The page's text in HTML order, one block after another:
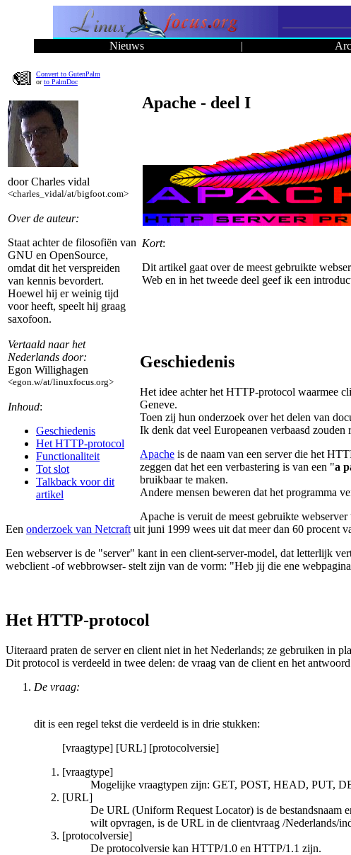
Nieuws |
Convert to GutenPalm
orto PalmDoc
door Charles vidal
<charles_vidal/at/bigfoot.com>
Over de auteur:
Staat achter de filosofiën van
GNU en OpenSource,
omdat dit het verspreiden
van kennis bevordert.
Hoewel hij er weinig tijd
voor heeft, speelt hij graag
saxofoon.
Vertaald naar het
Nederlands door:
Egon Willighagen
<egon.w/at/linuxfocus.org>
Inhoud:
Geschiedenis
Het HTTP-protocol
Functionaliteit
Tot slot
Talkback voor dit
artikel
Apache - deel I
Kort:
Dit artikel gaat over de meest gebruikte
Web en in het tweede deel geef ik een
Geschiedenis
Het idee achter het HTTP-protocol waarmee
Geneve.
Toen zij hun onderzoek over het delen van
Ik denk dat veel Europeanen verbaasd
Apache is de naam van een server die het
zeggen dat het een verbastering is van een "a
bruikbaar te maken.
Andere mensen beweren dat het programma
Apache is veruit de meest gebruikte
Een onderzoek van Netcraft uit juni 1999 wees uit dat meer dan 60 procent
Een webserver is de "server" kant in een client-server-model, dat letterlijk
webclient -of webbrowser- stelt zijn van de vorm: "Heb jij die ene
Het HTTP-protocol
Uiteraard praten de server en client niet in het Nederlands; ze gebruiken in
Dit protocol is verdeeld in twee delen: de vraag van de client en het
De vraag:
dit is een regel tekst die verdeeld is in drie stukken:
[vraagtype] [URL] [protocolversie]
[vraagtype]
Mogelijke vraagtypen zijn: GET, POST, HEAD, PUT,
[URL]
De URL (Uniform Request Locator) is de bestandsnaam
wilt opvragen, is de URL in de clientvraag /Nederlands/
[protocolversie]
De protocolversie kan HTTP/1.0 en HTTP/1.1 zijn.